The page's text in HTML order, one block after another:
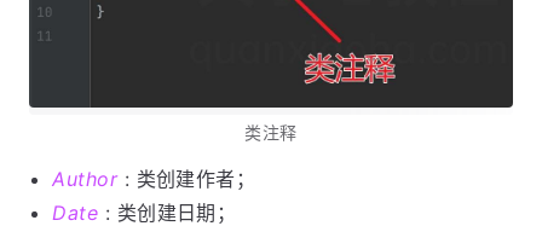
类注释
Author: 类创建作者；
Date : 类创建日期；